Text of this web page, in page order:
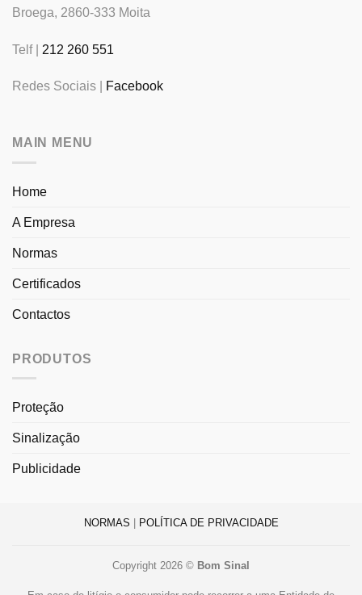
Broega, 2860-333 Moita
Telf | 212 260 551
Redes Sociais | Facebook
MAIN MENU
Home
A Empresa
Normas
Certificados
Contactos
PRODUTOS
Proteção
Sinalização
Publicidade
NORMAS POLÍTICA DE PRIVACIDADE
Copyright 2026 © Bom Sinal